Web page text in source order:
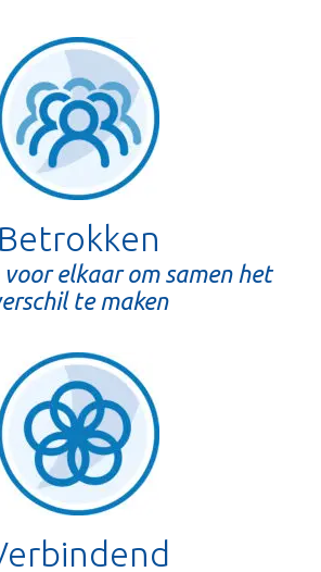
Betrokken
elkaar om samen het
te maken